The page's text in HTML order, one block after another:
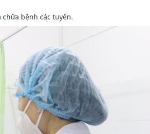
bệnh các tuyến.